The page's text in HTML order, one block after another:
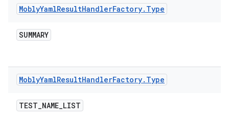
MoblyYamlResultHandlerFactory. Type
SUMMARY
MoblyYamlResultHandlerFactory. Type
TEST_NAME_LIST